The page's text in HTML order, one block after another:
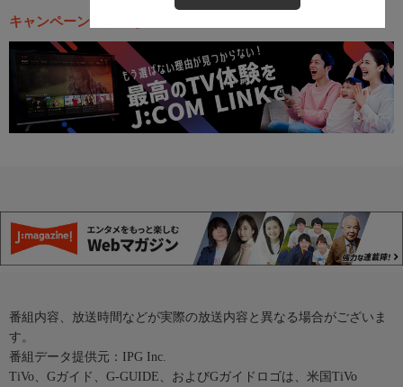
キャンペーン・お得な情報
番組内容、放送時間などが実際の放送内容と異なる場合がございま
す。
番組データ提供元：IPG Inc.
TiVo、Gガイド、G-GUIDE、およびGガイドロゴは、米国TiVo